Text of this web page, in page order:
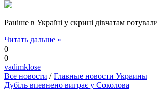
Раніше в Україні у скрині дівчатам
Читать дальше »
0
0
vadimklose
Все новости /Главные новости Украины
Дубіль впевнено виграє у Соколова